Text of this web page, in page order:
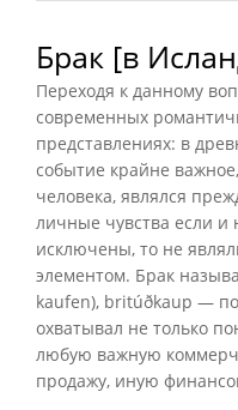
Брак [в
Переходя к данному
современных
представлениях: в
событие крайне
человека, являлся
личные чувства если
исключены, то не
элементом. Брак
kaufen), britúðkaup —
охватывал не только
любую важную
продажу, иную